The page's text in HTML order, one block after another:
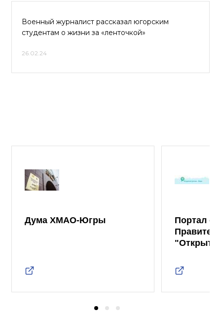
Военный журналист рассказал югорским
студентам о жизни за «ленточкой»
26.02.24
Дума ХМАО-Югры
Портал